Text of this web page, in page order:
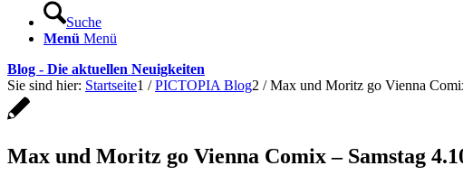
Suche
Menü Menü
Blog - Die aktuellen Neuigkeiten
Sie sind hier: Startseite1 / PICTOPIA Blog2 / Max und Moritz go Vienna
Max und Moritz go Vienna Comix – Samstag